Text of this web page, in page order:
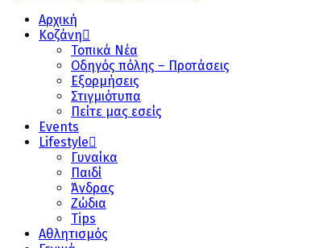
Αρχική
Κοζάνη
Τοπικά Νέα
Οδηγός πόλης – Προτάσεις
Εξορμήσεις
Στιγμιότυπα
Πείτε μας εσείς
Events
Lifestyle
Γυναίκα
Παιδί
Άνδρας
Ζώδια
Tips
Αθλητισμός